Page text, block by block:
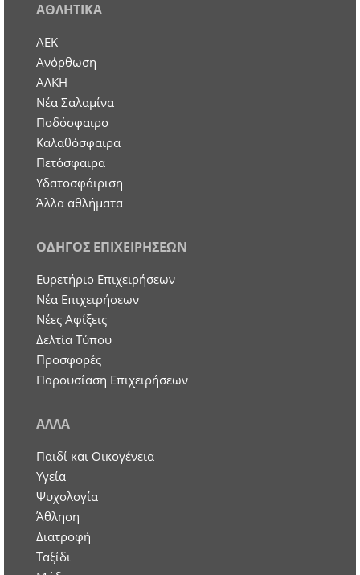
ΑΘΛΗΤΙΚΑ
ΑΕΚ
Ανόρθωση
ΑΛΚΗ
Νέα Σαλαμίνα
Ποδόσφαιρο
Καλαθόσφαιρα
Πετόσφαιρα
Υδατοσφάιριση
Άλλα αθλήματα
ΟΔΗΓΟΣ ΕΠΙΧΕΙΡΗΣΕΩΝ
Ευρετήριο Επιχειρήσεων
Nέα Επιχειρήσεων
Νέες Αφίξεις
Δελτία Τύπου
Προσφορές
Παρουσίαση Επιχειρήσεων
ΑΛΛΑ
Παιδί και Οικογένεια
Υγεία
Ψυχολογία
Άθληση
Διατροφή
Ταξίδι